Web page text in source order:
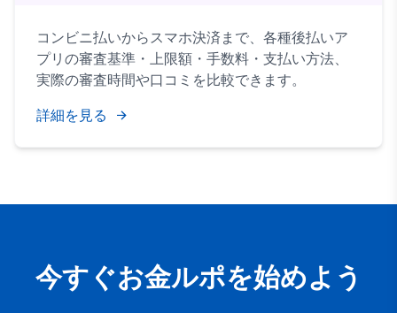
コンビニ払いからスマホ決済まで、各種後払いア
プリの審査基準・上限額・手数料・支払い方法、
実際の審査時間や口コミを比較できます。
詳細を見る
今すぐお金ルポを始めよう